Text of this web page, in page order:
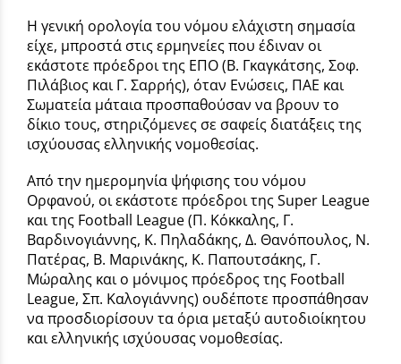
Η γενική ορολογία του νόμου ελάχιστη σημασία
είχε, μπροστά στις ερμηνείες που έδιναν οι
εκάστοτε πρόεδροι της ΕΠΟ (Β. Γκαγκάτσης, Σοφ.
Πιλάβιος και Γ. Σαρρής), όταν Ενώσεις, ΠΑΕ και
Σωματεία μάταια προσπαθούσαν να βρουν το
δίκιο τους, στηριζόμενες σε σαφείς διατάξεις της
ισχύουσας ελληνικής νομοθεσίας.
Από την ημερομηνία ψήφισης του νόμου
Ορφανού, οι εκάστοτε πρόεδροι της Super League
και της Football League (Π. Κόκκαλης, Γ.
Βαρδινογιάννης, Κ. Πηλαδάκης, Δ. Θανόπουλος, Ν.
Πατέρας, Β. Μαρινάκης, Κ. Παπουτσάκης, Γ.
Μώραλης και ο μόνιμος πρόεδρος της Football
League, Σπ. Καλογιάννης) ουδέποτε προσπάθησαν
να προσδιορίσουν τα όρια μεταξύ αυτοδιοίκητου
και ελληνικής ισχύουσας νομοθεσίας.